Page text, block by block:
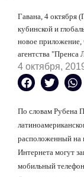
Гавана, 4 октября
кубинской и
новое приложение,
агентства "Пренса
4 октября,
По словам Рубена
расположенный на
Интернета могут
мобильный